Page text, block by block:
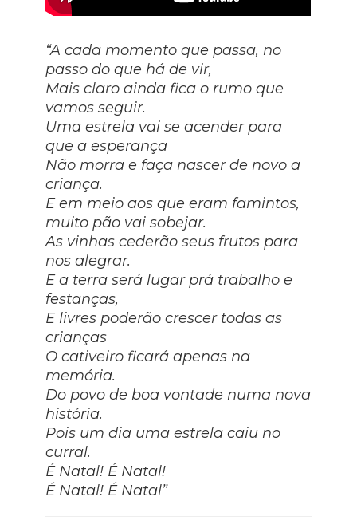
“A cada momento que passa, no
passo do que há de vir,
Mais claro ainda fica o rumo que
vamos seguir.
Uma estrela vai se acender para
que a esperança
Não morra e faça nascer de novo a
criança.
E em meio aos que eram famintos,
muito pão vai sobejar.
As vinhas cederão seus frutos para
nos alegrar.
E a terra será lugar prá trabalho e
festanças,
E livres poderão crescer todas as
crianças
O cativeiro ficará apenas na
memória.
Do povo de boa vontade numa nova
história.
Pois um dia uma estrela caiu no
curral.
É Natal! É Natal!
É Natal! É Natal”